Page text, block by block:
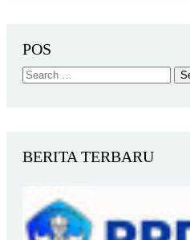
POS
BERITA TERBARU